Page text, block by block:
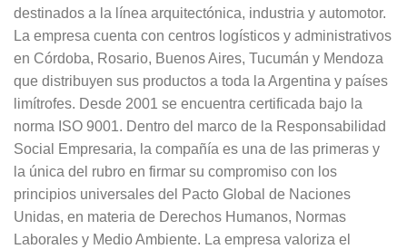
destinados a la línea arquitectónica, industria y automotor.
La empresa cuenta con centros logísticos y administrativos
en Córdoba, Rosario, Buenos Aires, Tucumán y Mendoza
que distribuyen sus productos a toda la Argentina y países
limítrofes. Desde 2001 se encuentra certificada bajo la
norma ISO 9001. Dentro del marco de la Responsabilidad
Social Empresaria, la compañía es una de las primeras y
la única del rubro en firmar su compromiso con los
principios universales del Pacto Global de Naciones
Unidas, en materia de Derechos Humanos, Normas
Laborales y Medio Ambiente. La empresa valoriza el